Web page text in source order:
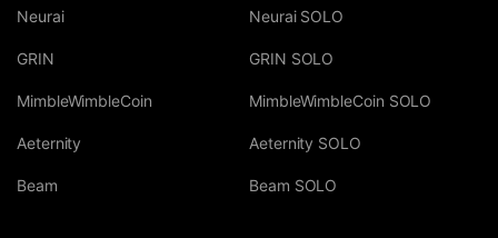
Neurai
GRIN
MimbleWimbleCoin
Aeternity
Beam
Neurai SOLO
GRIN SOLO
MimbleWimbleCoin SOLO
Aeternity SOLO
Beam SOLO